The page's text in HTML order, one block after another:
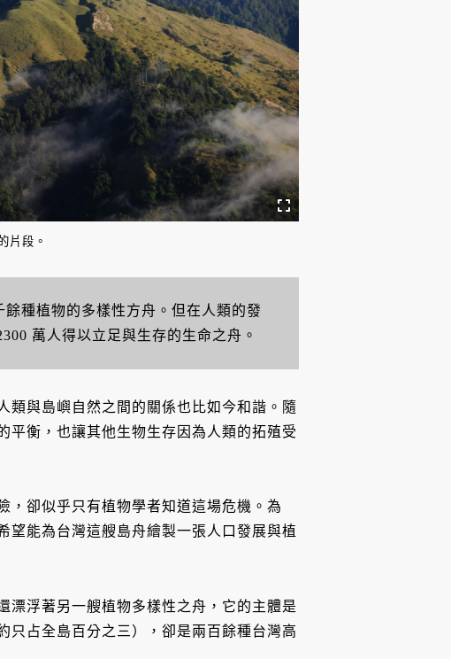
片段。
種植物的多樣性方舟。但在人類的發
萬人得以立足與生存的生命之舟。
類與島嶼自然之間的關係也比如今和諧。隨
平衡，也讓其他生物生存因為人類的拓殖受
，卻似乎只有植物學者知道這場危機。為
望能為台灣這艘島舟繪製一張人口發展與植
漂浮著另一艘植物多樣性之舟，它的主體是
只占全島百分之三），卻是兩百餘種台灣高